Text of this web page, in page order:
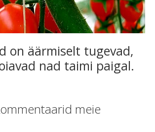
on äärmiselt tugevad,
nad taimi paigal.
meie